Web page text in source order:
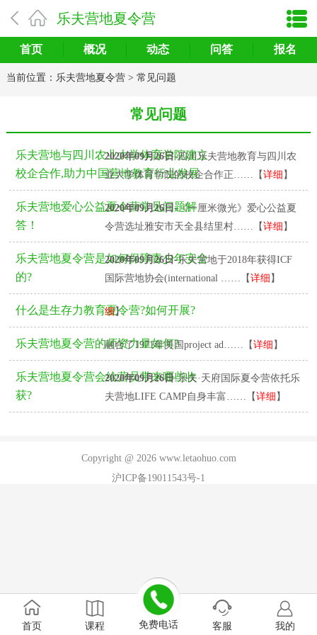
乐夫营地夏令营
首页 概况 动态 问答 报名
当前位置： 乐夫营地夏令营> 常见问题
常见问题
乐夫营地与四川农业大学体育学院建立
校企合作,助力中国营地教育行业发展
2020年09月26日-四川乐夫营地教育与四川农
业大学体育学院的校企合作正……【详细 】
乐夫营地爱心公益夏令营常见问题解
答！
2020年09月26日-《一厘米微光》爱心公益夏
令营选址雅安市天全县结里村……【详细 】
乐夫营地夏令营是如何保障青少年安全
的?
2020年09月26日-乐夫营地于2018年获得ICF
国际营地协会(international ……【详细 】
什么是生存力教育夏令营?如何开展?
2020年09月26日-乐夫的生存力教育营是一个
系统化的课程，它并非快餐式的……【详
细】
乐夫营地夏令营的师资力量如何?
2020年09月26日-乐夫营地夏令营的教育理念
融合了1971年美国project ad……【详细 】
乐夫营地夏令营会给营员带来哪些收
获?
2020年09月26日-乐夫·天府国际夏令营依托乐
夫营地LIFE CAMP自身丰富……【详细 】
首页 课程 免费电话 客服 我的
Copyright @ 2026 www.letaohuo.com
沪ICP备19011543号-1